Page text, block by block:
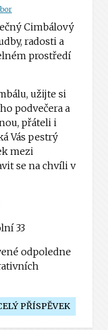
Cimbálový
radosti a
prostředí
užijte si
podvečera a
přáteli i
Vás pestrý
mezi
se na chvíli v
33
odpoledne
PŘÍSPĚVEK